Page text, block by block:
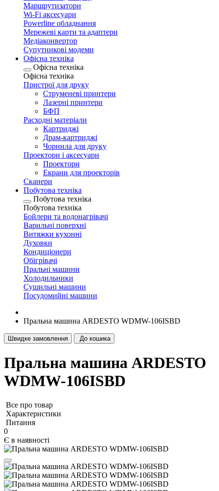
Маршрутизатори
Wi-Fi аксесуари
Рowerline обладнання
Мережеві карти та адаптери
Медіаконвертор
Супутникові модеми
Офісна техніка
Офісна техніка
Офісна техніка
Пристрої для друку
Струменеві принтери
Лазерні принтери
БФП
Расходні матеріали
Картриджі
Драм-картриджі
Чорнила для друку
Проектори і аксесуари
Проектори
Екрани для проекторів
Сканери
Побутова техніка
Побутова техніка
Побутова техніка
Бойлери та водонагрівачі
Варильні поверхні
Витяжки кухонні
Духовки
Кондиціонери
Обігрівачі
Пральні машини
Холодильники
Сушильні машини
Посудомийні машини
Пральна машина ARDESTO WDMW-106ISBD
Швидке замовлення До кошика
Пральна машина ARDESTO
WDMW-106ISBD
Все про товар
Характеристики
Питання
0
Є в наявності